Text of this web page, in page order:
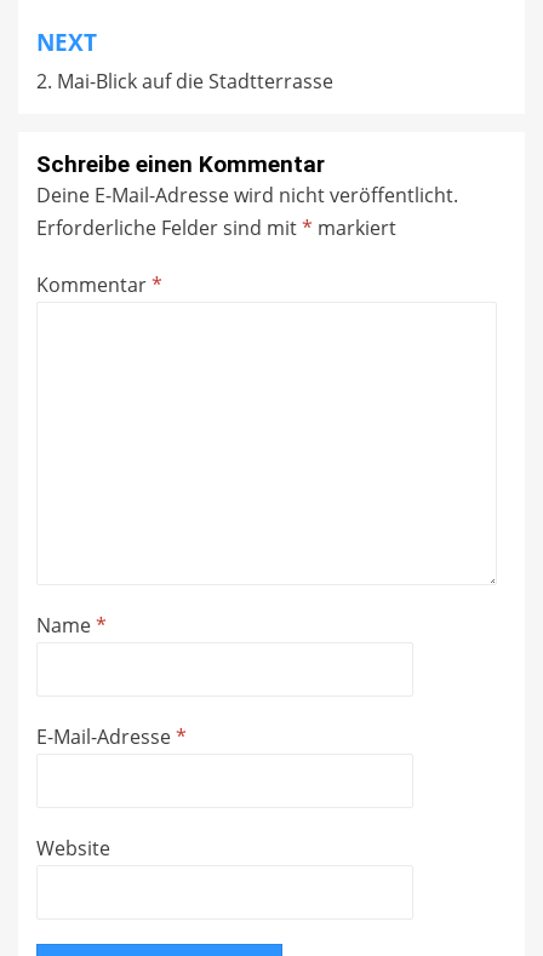
NEXT
2. Mai-Blick auf die Stadtterrasse
Schreibe einen Kommentar
Deine E-Mail-Adresse wird nicht veröffentlicht.
Erforderliche Felder sind mit* markiert
Kommentar*
Name*
E-Mail-Adresse*
Website